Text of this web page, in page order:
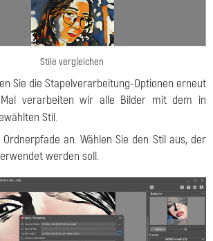
Stile vergleichen
Sie die Stapelverarbeitung-Optionen erneut
verarbeiten wir alle Bilder mit dem in
Stil.
Ordnerpfade an. Wählen Sie den Stil aus, der
werden soll.